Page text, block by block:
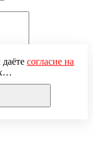
согласие на
данных
согласие на
сведения о
т. п.)